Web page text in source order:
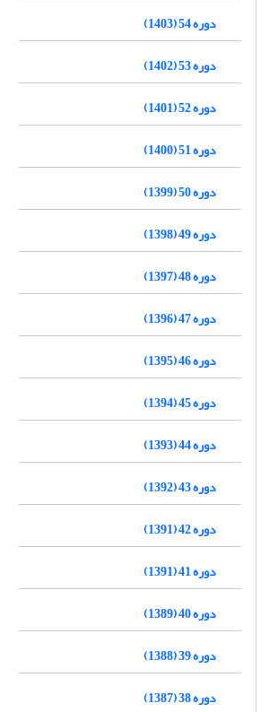
دوره 54 (1403)
دوره 53 (1402)
دوره 52 (1401)
دوره 51 (1400)
دوره 50 (1399)
دوره 49 (1398)
دوره 48 (1397)
دوره 47 (1396)
دوره 46 (1395)
دوره 45 (1394)
دوره 44 (1393)
دوره 43 (1392)
دوره 42 (1391)
دوره 41 (1391)
دوره 40 (1389)
دوره 39 (1388)
دوره 38 (1387)